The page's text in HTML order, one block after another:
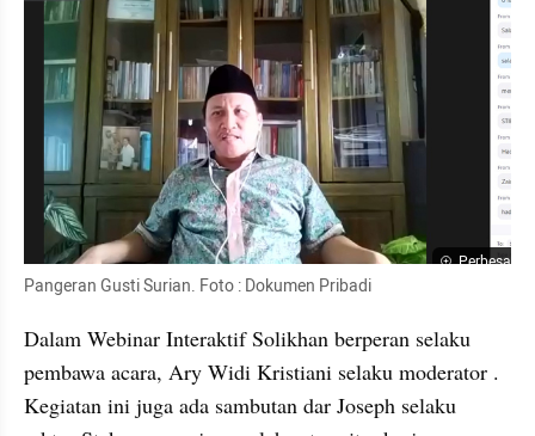
Perbesar
Pangeran Gusti Surian. Foto : Dokumen Pribadi
Dalam Webinar Interaktif Solikhan berperan selaku
pembawa acara, Ary Widi Kristiani selaku moderator .
Kegiatan ini juga ada sambutan dar Joseph selaku